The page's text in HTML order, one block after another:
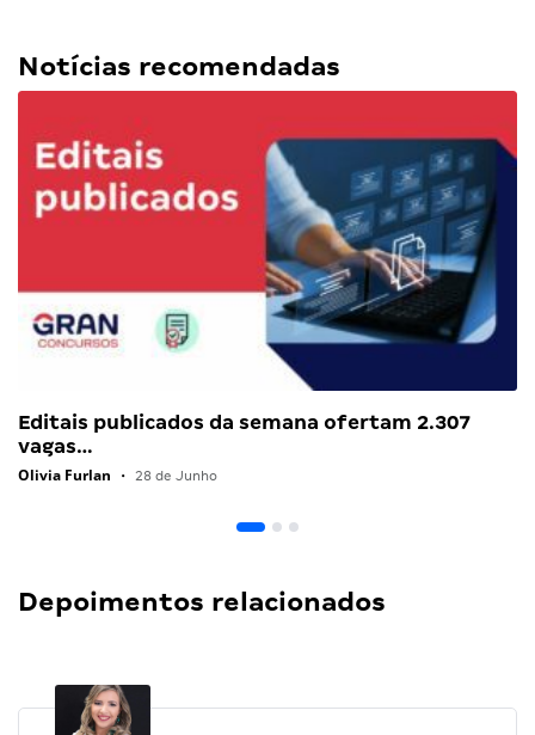
Notícias recomendadas
Editais publicados da semana ofertam 2.307
vagas…
Olivia Furlan • 28 de Junho
Depoimentos relacionados